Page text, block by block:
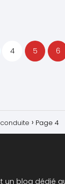
4 5 6
Page 4
un blog dédié